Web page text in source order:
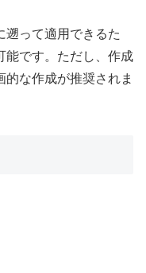
遡って適用できるた
能です。ただし、作成
な作成が推奨されま